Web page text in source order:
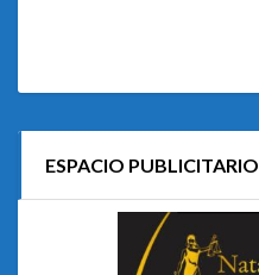
ESPACIO PUBLICITARIO